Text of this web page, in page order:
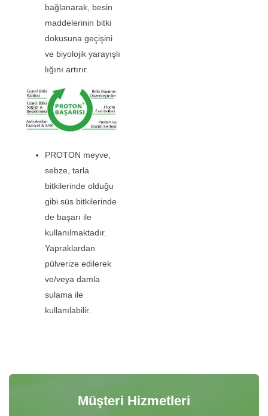
bağlanarak, besin
maddelerinin bitki
dokusuna geçişini
ve biyolojik yarayışlı
lığını artırır.
PROTON meyve,
sebze, tarla
bitkilerinde olduğu
gibi süs bitkilerinde
de başarı ile
kullanılmaktadır.
Yapraklardan
pülverize edilerek
ve/veya damla
sulama ile
kullanılabilir.
Müşteri Hizmetleri